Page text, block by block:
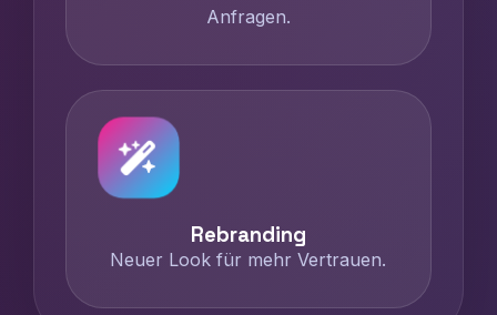
Anfragen.
Rebranding
Neuer Look für mehr Vertrauen.